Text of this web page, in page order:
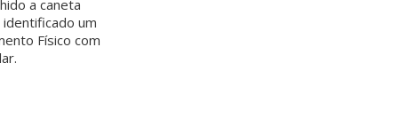
a caneta
um
Físico com